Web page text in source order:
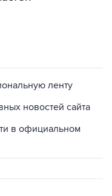
новостей сайта
в официальном